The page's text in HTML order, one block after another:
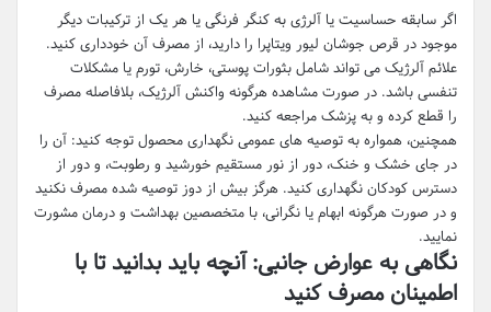
اگر سابقه حساسیت یا آلرژی به کنگر فرنگی یا هر یک از ترکیبات دیگر
موجود در قرص جوشان لیور ویتاپرا را دارید، از مصرف آن خودداری کنید.
علائم آلرژیک می تواند شامل بثورات پوستی، خارش، تورم یا مشکلات
تنفسی باشد. در صورت مشاهده هرگونه واکنش آلرژیک، بلافاصله مصرف
را قطع کرده و به پزشک مراجعه کنید.
همچنین، همواره به توصیه های عمومی نگهداری محصول توجه کنید: آن را
در جای خشک و خنک، دور از نور مستقیم خورشید و رطوبت، و دور از
دسترس کودکان نگهداری کنید. هرگز بیش از دوز توصیه شده مصرف نکنید
و در صورت هرگونه ابهام یا نگرانی، با متخصصین بهداشت و درمان مشورت
نمایید.
نگاهی به عوارض جانبی: آنچه باید بدانید تا با
اطمینان مصرف کنید